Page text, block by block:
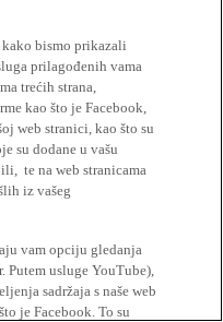
bismo prikazali
prilagođenih vama
trećih strana,
kao što je Facebook,
web stranici, kao što su
su dodane u vašu
te na web stranicama
iz vašeg
vam opciju gledanja
usluge YouTube),
sadržaja s naše web
je Facebook. To su